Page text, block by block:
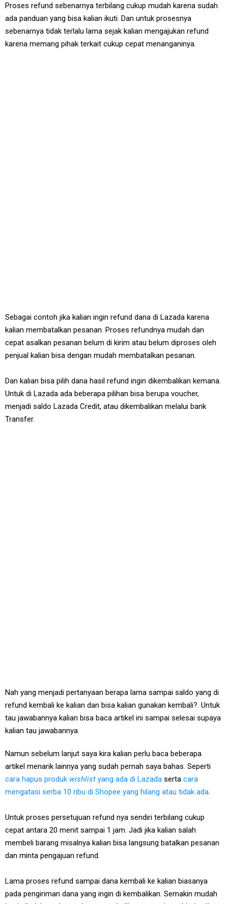
Proses refund sebenarnya terbilang cukup mudah karena sudah
ada panduan yang bisa kalian ikuti. Dan untuk prosesnya
sebenarnya tidak terlalu lama sejak kalian mengajukan refund
karena memang pihak terkait cukup cepat menanganinya.
Sebagai contoh jika kalian ingin refund dana di Lazada karena
kalian membatalkan pesanan. Proses refundnya mudah dan
cepat asalkan pesanan belum di kirim atau belum diproses oleh
penjual kalian bisa dengan mudah membatalkan pesanan.
Dan kalian bisa pilih dana hasil refund ingin dikembalikan kemana.
Untuk di Lazada ada beberapa pilihan bisa berupa voucher,
menjadi saldo Lazada Credit, atau dikembalikan melalui bank
Transfer.
Nah yang menjadi pertanyaan berapa lama sampai saldo yang di
refund kembali ke kalian dan bisa kalian gunakan kembali?. Untuk
tau jawabannya kalian bisa baca artikel ini sampai selesai supaya
kalian tau jawabannya.
Namun sebelum lanjut saya kira kalian perlu baca beberapa
artikel menarik lainnya yang sudah pernah saya bahas. Seperti
cara hapus produk wishlist yang ada di Lazada serta cara
mengatasi serba 10 ribu di Shopee yang hilang atau tidak ada.
Untuk proses persetujuan refund nya sendiri terbilang cukup
cepat antara 20 menit sampai 1 jam. Jadi jika kalian salah
membeli barang misalnya kalian bisa langsung batalkan pesanan
dan minta pengajuan refund.
Lama proses refund sampai dana kembali ke kalian biasanya
pada pengiriman dana yang ingin di kembalikan. Semakin mudah